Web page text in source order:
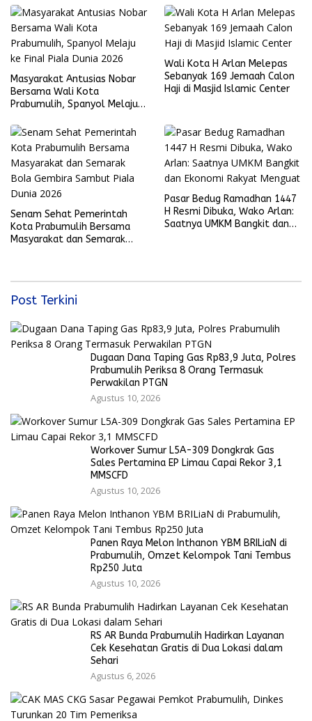
Masyarakat Antusias Nobar
Bersama Wali Kota
Prabumulih, Spanyol Melaju
Wali Kota H Arlan Melepas
Sebanyak 169 Jemaah Calon
Haji di Masjid Islamic Center
Senam Sehat Pemerintah
Kota Prabumulih Bersama
Masyarakat dan Semarak
Pasar Bedug Ramadhan 1447
H Resmi Dibuka, Wako Arlan:
Saatnya UMKM Bangkit dan
Post Terkini
Dugaan Dana Taping Gas Rp83,9 Juta, Polres
Prabumulih Periksa 8 Orang Termasuk
Perwakilan PTGN
Agustus 10, 2026
Workover Sumur L5A-309 Dongkrak Gas
Sales Pertamina EP Limau Capai Rekor 3,1
MMSCFD
Agustus 10, 2026
Panen Raya Melon Inthanon YBM BRILiaN di
Prabumulih, Omzet Kelompok Tani Tembus
Rp250 Juta
Agustus 10, 2026
RS AR Bunda Prabumulih Hadirkan Layanan
Cek Kesehatan Gratis di Dua Lokasi dalam
Sehari
Agustus 6, 2026